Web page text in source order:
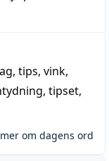
, tips, vink,
tipset,
om dagens ord